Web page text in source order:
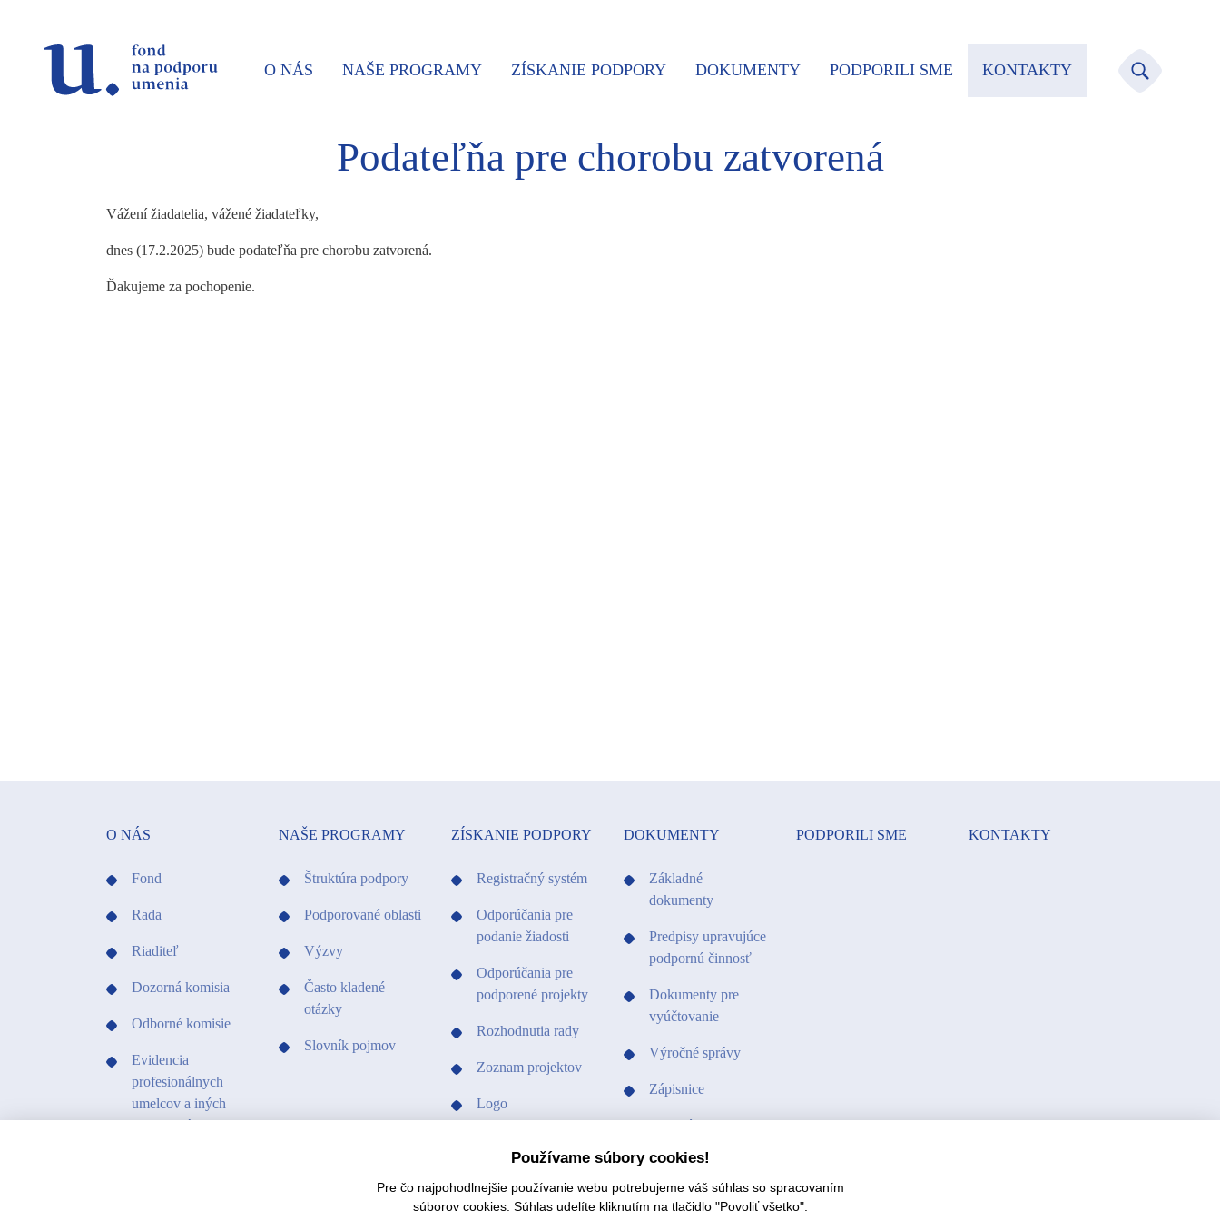
O NÁS NAŠE PROGRAMY ZÍSKANIE PODPORY DOKUMENTY PODPORILI SME KONTAKTY
Podateľňa pre chorobu zatvorená
Vážení žiadatelia, vážené žiadateľky,
dnes (17.2.2025) bude podateľňa pre chorobu zatvorená.
Ďakujeme za pochopenie.
O NÁS
Fond
Rada
Riaditeľ
Dozorná komisia
Odborné komisie
Evidencia
profesionálnych
umelcov a iných
profesionálov v
NAŠE PROGRAMY
Štruktúra podpory
Podporované oblasti
Výzvy
Často kladené
otázky
Slovník pojmov
ZÍSKANIE PODPORY
Registračný systém
Odporúčania pre
podanie žiadosti
Odporúčania pre
podporené projekty
Rozhodnutia rady
Zoznam projektov
Logo
DOKUMENTY
Základné
dokumenty
Predpisy upravujúce
podpornú činnosť
Dokumenty pre
vyúčtovanie
Výročné správy
Zápisnice
Ostatné dokumenty
Vzory a tlačivá
Hospodárenie fondu
PODPORILI SME KONTAKTY
Používame súbory cookies!
Pre čo najpohodlnejšie používanie webu potrebujeme váš súhlasso spracovaním
súborov cookies. Súhlas udelíte kliknutím na tlačidlo "Povoliť všetko".